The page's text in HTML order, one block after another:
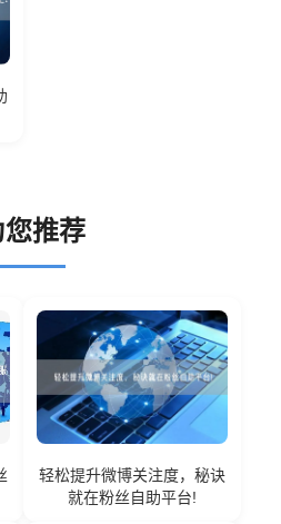
您推荐
轻松提升微博关注度，秘诀
就在粉丝自助平台!